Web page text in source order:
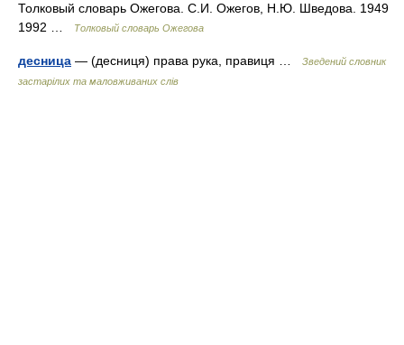
Толковый словарь Ожегова. С.И. Ожегов, Н.Ю. Шведова. 1949
1992 …
Толковый словарь Ожегова
десница — (десниця) права рука, правиця …
Зведений словник
застарілих та маловживаних слів